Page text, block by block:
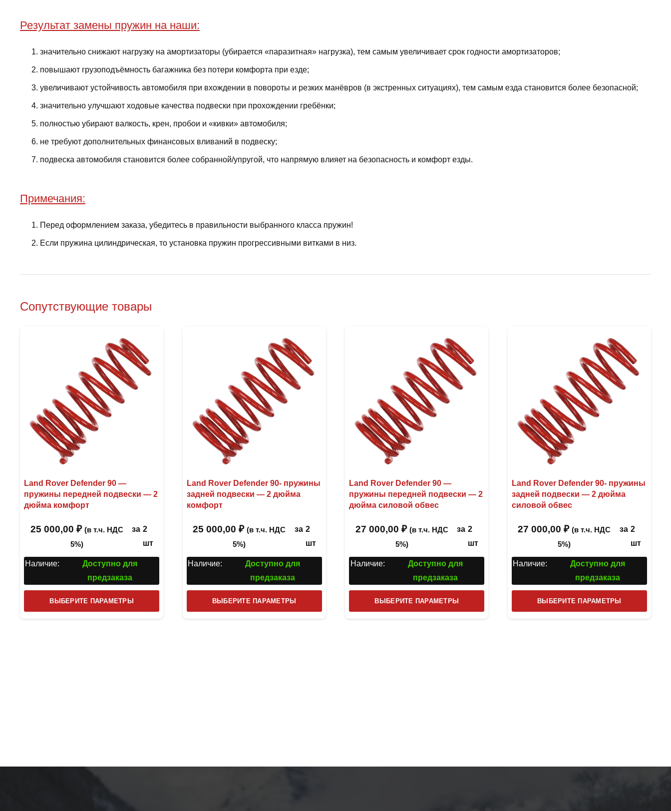
Результат замены пружин на наши:
значительно снижают нагрузку на амортизаторы (убирается «паразитная» нагрузка), тем самым увеличивает срок годности амортизаторов;
повышают грузоподъёмность багажника без потери комфорта при езде;
увеличивают устойчивость автомобиля при вхождении в повороты и резких манёвров (в экстренных ситуациях), тем самым езда становится более безопасной;
значительно улучшают ходовые качества подвески при прохождении гребёнки;
полностью убирают валкость, крен, пробои и «кивки» автомобиля;
не требуют дополнительных финансовых вливаний в подвеску;
подвеска автомобиля становится более собранной/упругой, что напрямую влияет на безопасность и комфорт езды.
Примечания:
Перед оформлением заказа, убедитесь в правильности выбранного класса пружин!
Если пружина цилиндрическая, то установка пружин прогрессивными витками в низ.
Сопутствующие товары
Land Rover Defender 90 —
пружины передней подвески — 2
дюйма комфорт
25 000,00 ₽ (в т.ч. НДС
5%)
за 2
шт
Наличие:
Доступно для
предзаказа
ВЫБЕРИТЕ ПАРАМЕТРЫ
товар
Land Rover Defender 90- пружины
задней подвески — 2 дюйма
комфорт
25 000,00₽ (в т.ч. НДС
5%)
за 2
шт
Наличие:
Доступно для
предзаказа
ВЫБЕРИТЕ ПАРАМЕТРЫ
товар
Land Rover Defender 90 —
пружины передней подвески — 2
дюйма силовой обвес
27 000,00 ₽ (в т.ч. НДС
5%)
за 2
шт
Наличие:
Доступно для
предзаказа
ВЫБЕРИТЕ ПАРАМЕТРЫ
товар
Land Rover Defender 90- пружины
задней подвески — 2 дюйма
силовой обвес
27 000,00₽ (в т.ч. НДС
5%)
за 2
шт
Наличие:
Доступно для
предзаказа
ВЫБЕРИТЕ ПАРАМЕТРЫ
товар